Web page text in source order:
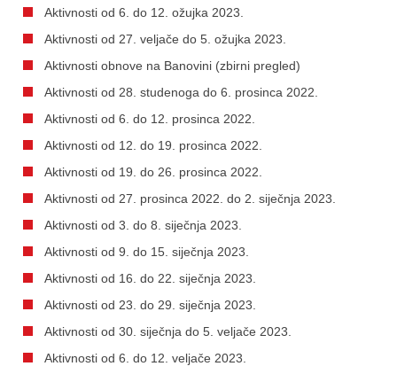
Aktivnosti od 6. do 12. ožujka 2023.
Aktivnosti od 27. veljače do 5. ožujka 2023.
Aktivnosti obnove na Banovini (zbirni pregled)
Aktivnosti od 28. studenoga do 6. prosinca 2022.
Aktivnosti od 6. do 12. prosinca 2022.
Aktivnosti od 12. do 19. prosinca 2022.
Aktivnosti od 19. do 26. prosinca 2022.
Aktivnosti od 27. prosinca 2022. do 2. siječnja 2023.
Aktivnosti od 3. do 8. siječnja 2023.
Aktivnosti od 9. do 15. siječnja 2023.
Aktivnosti od 16. do 22. siječnja 2023.
Aktivnosti od 23. do 29. siječnja 2023.
Aktivnosti od 30. siječnja do 5. veljače 2023.
Aktivnosti od 6. do 12. veljače 2023.